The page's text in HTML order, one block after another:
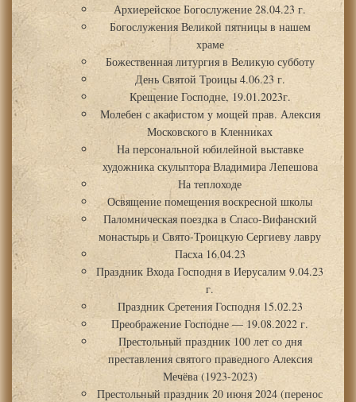
Архиерейское Богослужение 28.04.23 г.
Богослужения Великой пятницы в нашем
храме
Божественная литургия в Великую субботу
День Святой Троицы 4.06.23 г.
Крещение Господне, 19.01.2023г.
Молебен с акафистом у мощей прав. Алексия
Московского в Кленниках
На персональной юбилейной выставке
художника скульптора Владимира Лепешова
На теплоходе
Освящение помещения воскресной школы
Паломническая поездка в Спасо-Вифанский
монастырь и Свято-Троицкую Сергиеву лавру
Пасха 16.04.23
Праздник Входа Господня в Иерусалим 9.04.23
г.
Праздник Сретения Господня 15.02.23
Преображение Господне — 19.08.2022 г.
Престольный праздник 100 лет со дня
преставления святого праведного Алексия
Мечёва (1923-2023)
Престольный праздник 20 июня 2024 (перенос